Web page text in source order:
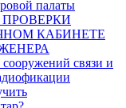
палаты
КАБИНЕТЕ
связи и